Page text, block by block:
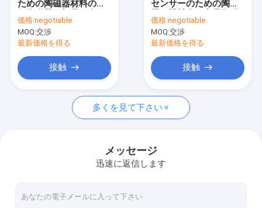
工場旅行
品質管理
私達に連絡しなさい
引用を要求しなさい
陶磁器ハウジング
金属で処理されたアルミナの製陶術
ための陶磁器材料の電
た
価格:negotiable
MOQ:交渉
最新価格を得る
接触
センサーのための陶磁
器プロダクト
価格:negotiable
MOQ:交渉
最新価格を得る
接触
多くを見て下さい
メッセージ
迅速に返信します